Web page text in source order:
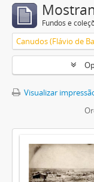
Fundos e
Canudos (Flávio de
Visualizar